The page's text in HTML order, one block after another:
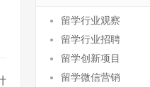
留学行业观察
留学行业招聘
留学创新项目
留学微信营销